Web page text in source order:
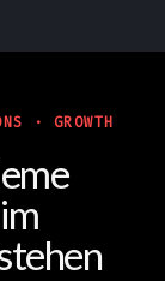
· GROWTH